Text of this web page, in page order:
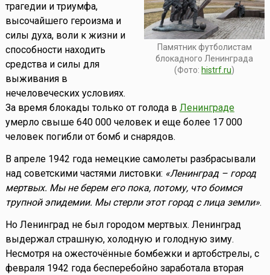
Памятник футболистам
блокадного Ленинграда
(Фото: histrf.ru)
трагедии и триумфа,
высочайшего героизма и
силы духа, воли к жизни и
способности находить
средства и силы для
выживания в
нечеловеческих условиях.
За время блокады только от голода в Ленинграде
умерло свыше 640 000 человек и еще более 17 000
человек погибли от бомб и снарядов.
В апреле 1942 года немецкие самолеты разбрасывали
над советскими частями листовки: «Ленинград – город
мертвых. Мы не берем его пока, потому, что боимся
трупной эпидемии. Мы стерли этот город с лица земли».
Но Ленинград не был городом мертвых. Ленинград
выдержал страшную, холодную и голодную зиму.
Несмотря на ожесточённые бомбежки и артобстрелы, с
февраля 1942 года бесперебойно заработала вторая